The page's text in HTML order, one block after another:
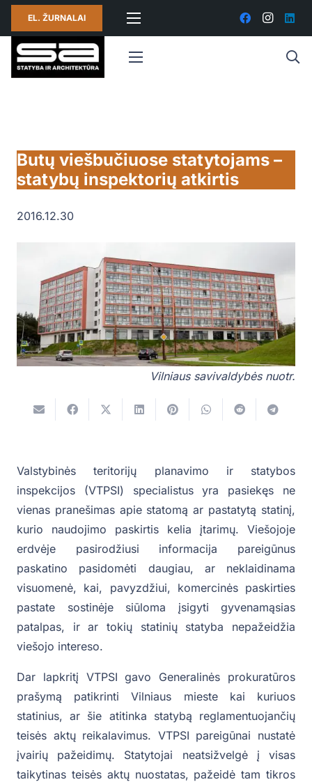
EL. ŽURNALAI
Butų viešbučiuose statytojams –
statybų inspektorių atkirtis
2016.12.30
Vilniaus savivaldybės nuotr.
Valstybinės teritorijų planavimo ir statybos
inspekcijos (VTPSI) specialistus yra pasiekęs ne
vienas pranešimas apie statomą ar pastatytą statinį,
kurio naudojimo paskirtis kelia įtarimų. Viešojoje
erdvėje pasirodžiusi informacija pareigūnus
paskatino pasidomėti daugiau, ar neklaidinama
visuomenė, kai, pavyzdžiui, komercinės paskirties
pastate sostinėje siūloma įsigyti gyvenamąsias
patalpas, ir ar tokių statinių statyba nepažeidžia
viešojo intereso.
Dar lapkritį VTPSI gavo Generalinės prokuratūros
prašymą patikrinti Vilniaus mieste kai kuriuos
statinius, ar šie atitinka statybą reglamentuojančių
teisės aktų reikalavimus. VTPSI pareigūnai nustatė
įvairių pažeidimų. Statytojai neatsižvelgė į visas
taikytinas teisės aktų nuostatas, pažeidė tam tikros